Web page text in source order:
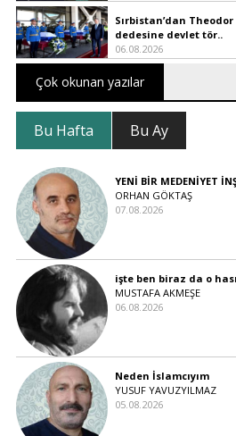
Sırbistan’dan
dedesine devlet tör..
06.08.2026
Çok okunan yazılar
Bu Hafta Bu Ay
YENİ BİR MEDENİYET
ORHAN GÖKTAŞ
07.08.2026
işte ben biraz da o
MUSTAFA AKMEŞE
06.08.2026
Neden İslamcıyım
YUSUF YAVUZYILMAZ
05.08.2026